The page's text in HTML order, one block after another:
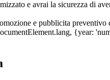
e avrai la sicurezza di